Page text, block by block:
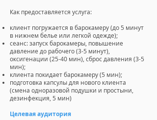
Как предоставляется услуга:
клиент погружается в барокамеру (до 5 минут
в нижнем белье или легкой одежде);
сеанс: запуск барокамеры, повышение
давление до рабочего (3-5 минут),
оксигенации (25-40 мин), сброс давления (3-5
мин);
клиента покидает барокамеру (5 мин);
подготовка капсулы для нового клиента
(смена одноразовой подушки и простыни,
дезинфекция, 5 мин)
Целевая аудитория